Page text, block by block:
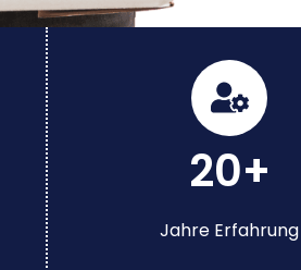
20+
Jahre Erfahrung